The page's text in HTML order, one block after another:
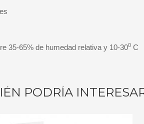
35-65% de humedad relativa y 10-300 C
PODRÍA